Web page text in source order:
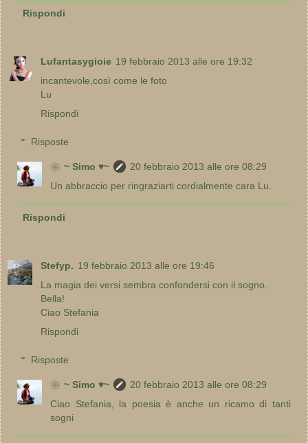
Rispondi
Lufantasygioie 19 febbraio 2013 alle ore 19:32
incantevole,così come le foto
Lu
Rispondi
Risposte
❀~ Simo ♥~
20 febbraio 2013 alle ore 08:29
Un abbraccio per ringraziarti cordialmente cara Lu.
Rispondi
Stefyp. 19 febbraio 2013 alle ore 19:46
La magia dei versi sembra confondersi con il sogno.
Bella!
Ciao Stefania
Rispondi
Risposte
❀~ Simo ♥~
20 febbraio 2013 alle ore 08:29
Ciao Stefania, la poesia è anche un ricamo di tanti
sogni